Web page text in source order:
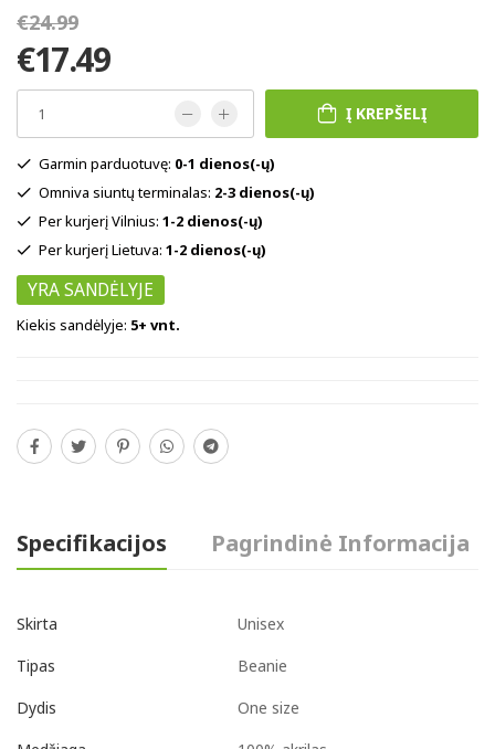
€24.99
€17.49
Į KREPŠELĮ
Garmin parduotuvę: 0-1 dienos(-ų)
Omniva siuntų terminalas: 2-3 dienos(-ų)
Per kurjerį Vilnius: 1-2 dienos(-ų)
Per kurjerį Lietuva: 1-2 dienos(-ų)
YRA SANDĖLYJE
Kiekis sandėlyje: 5+ vnt.
Specifikacijos Pagrindinė Informacija
Skirta Unisex
Tipas Beanie
Dydis One size